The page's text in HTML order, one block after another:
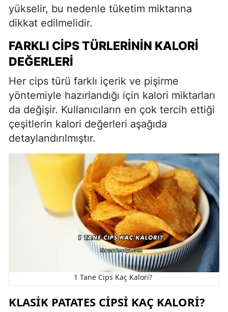
yükselir, bu nedenle tüketim miktarına
dikkat edilmelidir.
FARKLI CIPS TÜRLERININ KALORI
DEĞERLERI
Her cips türü farklı içerik ve pişirme
yöntemiyle hazırlandığı için kalori miktarları
da değişir. Kullanıcıların en çok tercih ettiği
çeşitlerin kalori değerleri aşağıda
detaylandırılmıştır.
1 Tane Cips Kaç Kalori?
KLASIK PATATES CIPSI KAÇ KALORI?